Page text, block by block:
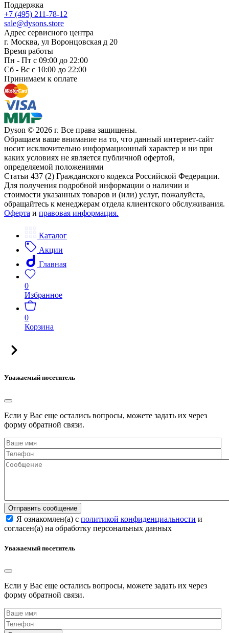
Поддержка
+7 (495) 211-78-12
sale@dysons.store
Адрес сервисного центра
г. Москва, ул Воронцовская д 20
Время работы
Пн - Пт с 09:00 до 22:00
Сб - Вс с 10:00 до 22:00
Принимаем к оплате
Dyson © 2026 г. Все права защищены.
Обращаем ваше внимание на то, что данный интернет-сайт
носит исключительно информационный характер и ни при
каких условиях не является публичной офертой,
определяемой положениями
Статьи 437 (2) Гражданского кодекса Российской Федерации.
Для получения подробной информации о наличии и
стоимости указанных товаров и (или) услуг, пожалуйста,
обращайтесь к менеджерам отдела клиентского обслуживания.
Оферта и правовая информация.
Каталог
Акции
Главная
0
Избранное
0
Корзина
Уважаемый посетитель
Если у Вас еще остались вопросы, можете задать их через
форму обратной связи.
Отправить сообщение
Я ознакомлен(а) с политикой конфиденциальности и
согласен(а) на обработку персональных данных
Уважаемый посетитель
Если у Вас еще остались вопросы, можете задать их через
форму обратной связи.